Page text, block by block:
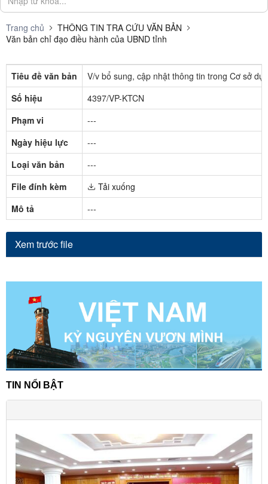
Trang chủ
THÔNG TIN TRA CỨU VĂN BẢN
Văn bản chỉ đạo điều hành của UBND tỉnh
Tiêu đề văn bản
V/v bổ sung, cập nhật thông tin trong Cơ sở
Số hiệu
4397/VP-KTCN
Phạm vi
---
Ngày hiệu lực
---
Loại văn bản
---
File đính kèm
Tải xuống
Mô tả
---
Xem trước file
TIN NỔI BẬT